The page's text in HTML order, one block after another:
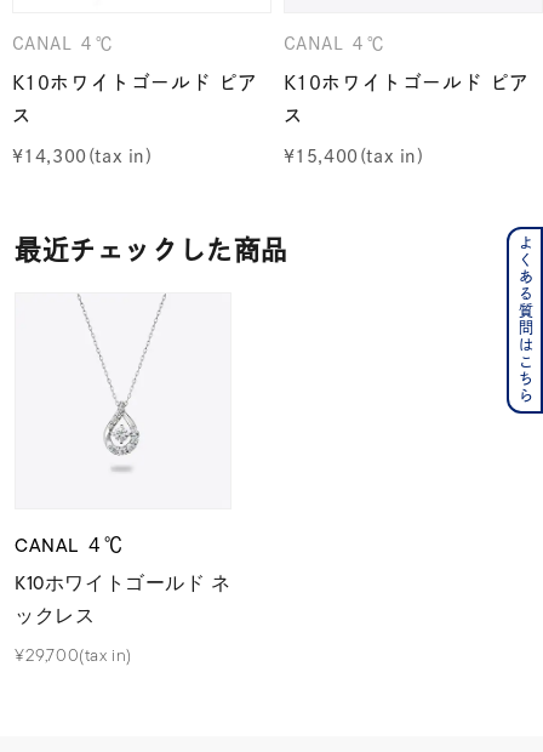
CANAL ４℃
K10ホワイトゴールド ピア
ス
¥14,300
CANAL ４℃
K10ホワイトゴールド ピア
ス
¥15,400
最近チェックした商品
CANAL ４℃
K10ホワイトゴールド ネ
ックレス
¥29,700(tax in)
よくある質問はこちら